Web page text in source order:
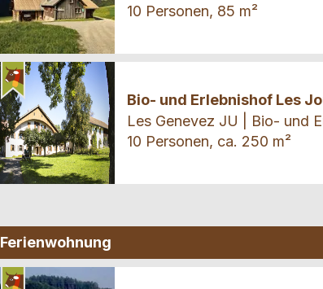
10 Personen, 85 m²
Bio- und Erlebnishof Les
Les Genevez JU | Bio- und
10 Personen, ca. 250 m²
Ferienwohnung